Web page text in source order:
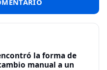
la forma de
manual a un